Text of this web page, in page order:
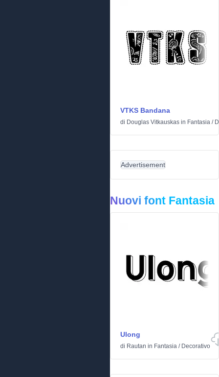
VTKS Bandana
di Douglas Vitkauskas in Fantasia /
Advertisement
Nuovi font Fantasia
Ulong
di Rautan in Fantasia / Decorativo